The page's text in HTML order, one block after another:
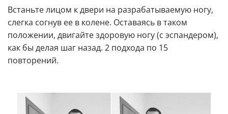
Встаньте лицом к двери на разрабатываемую ногу,
слегка согнув ее в колене. Оставаясь в таком
положении, двигайте здоровую ногу (с эспандером),
как бы делая шаг назад. 2 подхода по 15
повторений.